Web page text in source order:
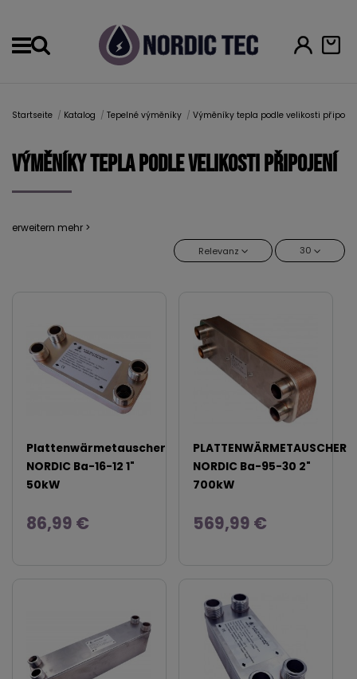
Startseite Katalog Tepelné výměníky Výměníky tepla podle velikosti
Výměníky tepla podle velikosti připojení
erweitern mehr >
Relevanz 30
Plattenwärmetauscher
NORDIC Ba-16-12 1"
50kW
86,99 €
PLATTENWÄRMETAUSCHER
NORDIC Ba-95-30 2"
700kW
569,99 €